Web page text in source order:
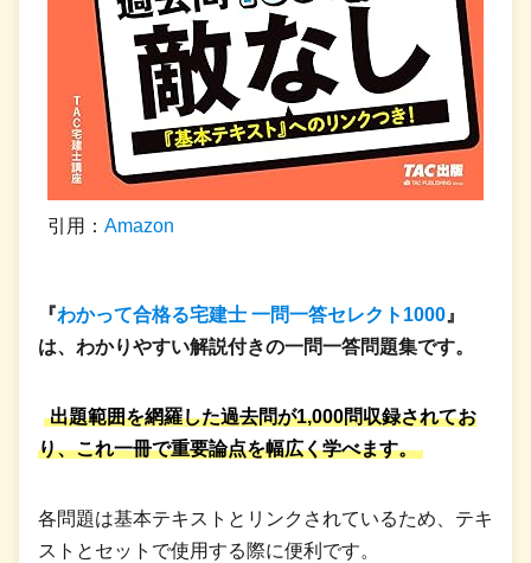
引用： Amazon
『わかって合格る宅建士 一問一答セレクト1000 』
は、わかりやすい解説付きの一問一答問題集です。
出題範囲を網羅した過去問が1,000問収録されてお
り、これ一冊で重要論点を幅広く学べます。
各問題は基本テキストとリンクされているため、テキ
ストとセットで使用する際に便利です。